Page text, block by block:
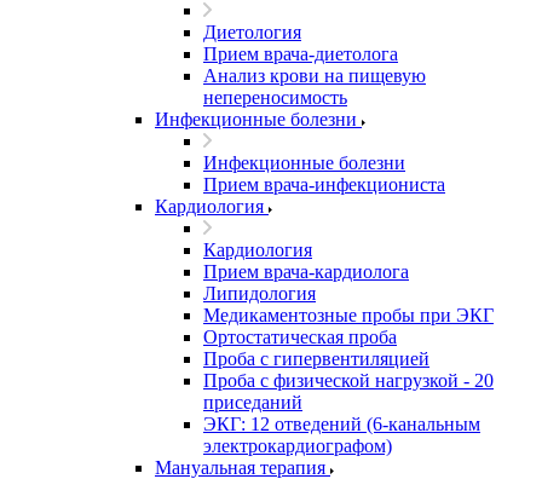
Диетология
Прием врача-диетолога
Анализ крови на пищевую
непереносимость
Инфекционные болезни
Инфекционные болезни
Прием врача-инфекциониста
Кардиология
Кардиология
Прием врача-кардиолога
Липидология
Медикаментозные пробы при ЭКГ
Ортостатическая проба
Проба с гипервентиляцией
Проба с физической нагрузкой - 20
приседаний
ЭКГ: 12 отведений (6-канальным
электрокардиографом)
Мануальная терапия